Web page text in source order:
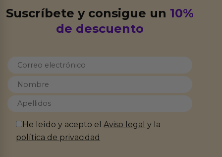
Suscríbete y consigue un10%
de descuento
He leído y acepto elAviso legal y la
política de privacidad